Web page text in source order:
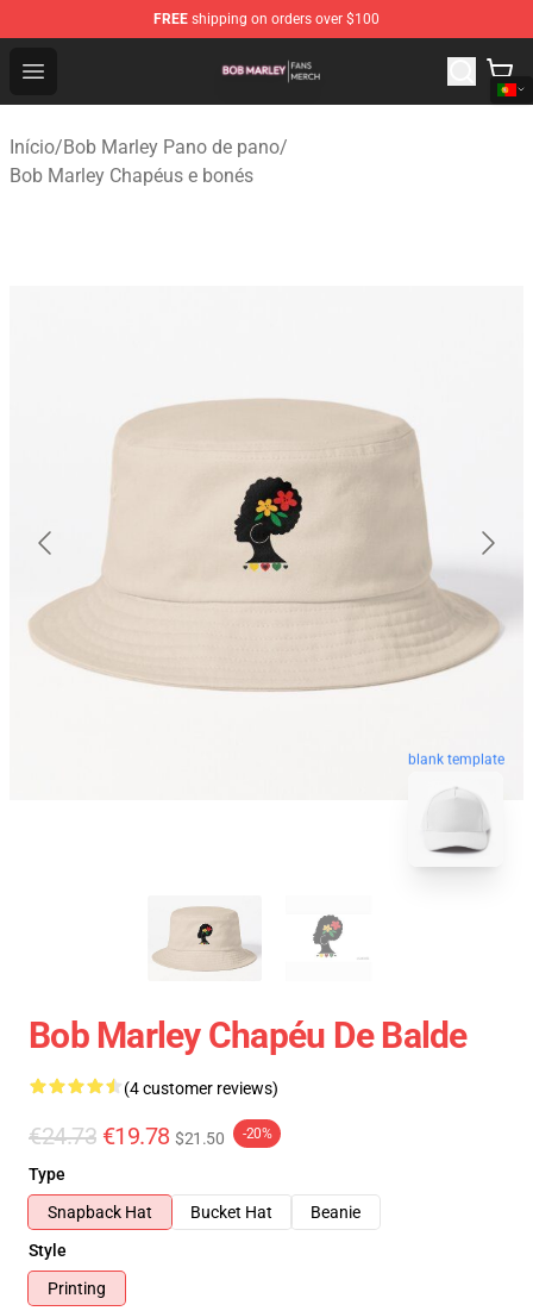
FREE shipping on orders over $100
Open menu
Bob Marley Shop - Official Bob Marley Merchandise
Início/Bob Marley Pano de pano/
Bob Marley Chapéus e bonés
blank template
Bob Marley Chapéu De Balde
(4 customer reviews)
€24.73 €19.78 $21.50 -20%
Type
Snapback Hat
Bucket Hat
Beanie
Style
Printing